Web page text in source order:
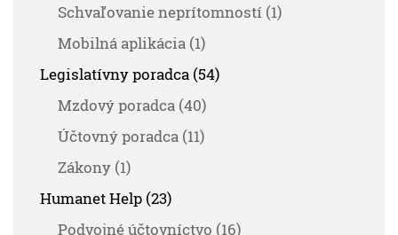
Schvaľovanie neprítomností (1)
Mobilná aplikácia (1)
Legislatívny poradca (54)
Mzdový poradca (40)
Účtovný poradca (11)
Zákony (1)
Humanet Help (23)
Podvojné účtovníctvo (16)